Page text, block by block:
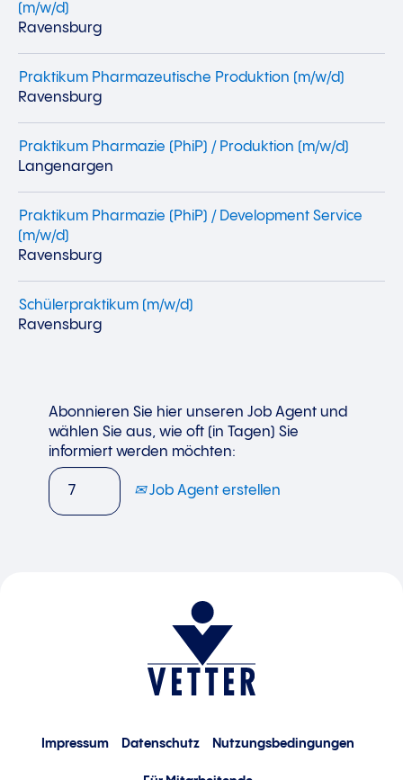
(m/w/d)
Ravensburg
Praktikum Pharmazeutische Produktion (m/w/d)
Ravensburg
Praktikum Pharmazie (PhiP) / Produktion (m/w/d)
Langenargen
Praktikum Pharmazie (PhiP) / Development Service
(m/w/d)
Ravensburg
Schülerpraktikum (m/w/d)
Ravensburg
Abonnieren Sie hier unseren Job Agent und
wählen Sie aus, wie oft (in Tagen) Sie
informiert werden möchten:
Job Agent erstellen
Impressum Datenschutz Nutzungsbedingungen